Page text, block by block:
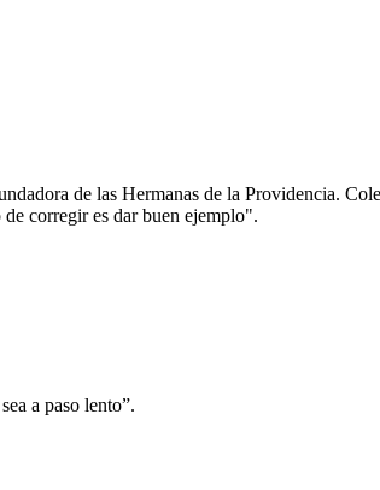
de las Hermanas de la Providencia.
corregir es dar buen ejemplo".
a paso lento”.